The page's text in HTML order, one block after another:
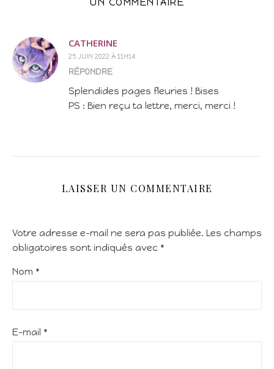
CATHERINE
25 JUIN 2022 À 11H14
RÉPONDRE
Splendides pages fleuries ! Bises
PS : Bien reçu ta lettre, merci, merci !
LAISSER UN COMMENTAIRE
Votre adresse e-mail ne sera pas publiée. Les champs
obligatoires sont indiqués avec *
Nom *
E-mail *